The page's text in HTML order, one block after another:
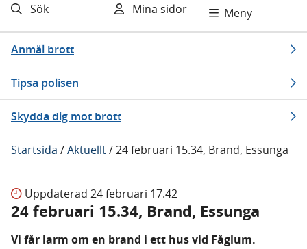
Sök Mina sidor Meny
Anmäl brott
Tipsa polisen
Skydda dig mot brott
Startsida /Aktuellt/24 februari 15.34, Brand, Essunga
Uppdaterad 24 februari 17.42
24 februari 15.34, Brand, Essunga
Vi får larm om en brand i ett hus vid Fåglum.